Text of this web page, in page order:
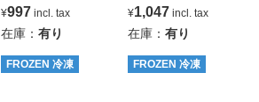
¥997 incl. tax
在庫： 有り
FROZEN 冷凍
¥1,047 incl. tax
在庫： 有り
FROZEN 冷凍